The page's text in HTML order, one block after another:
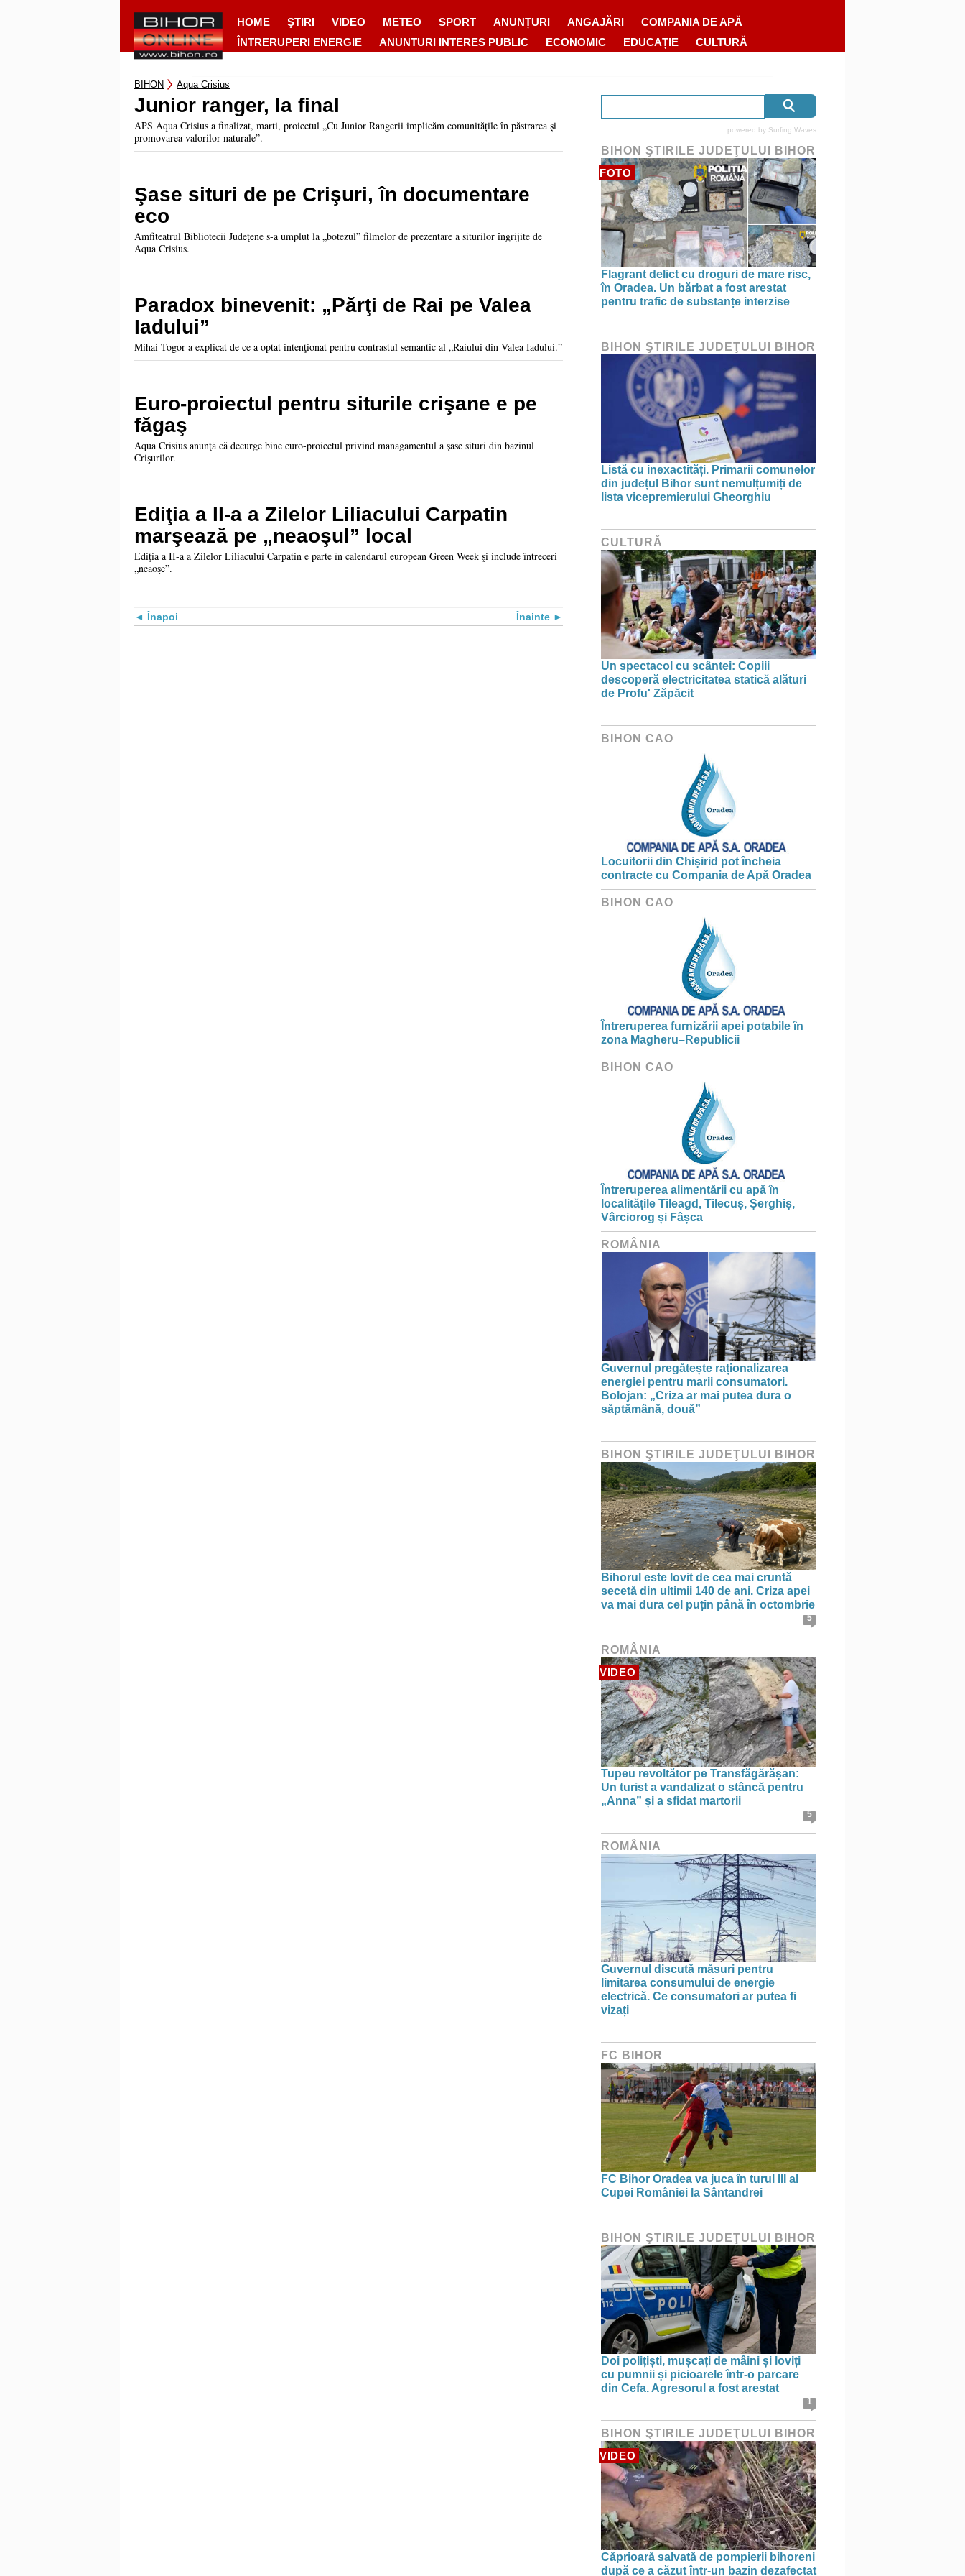
HOME ŞTIRI VIDEO METEO SPORT ANUNȚURI ANGAJĂRI
COMPANIA DE APĂ
ÎNTRERUPERI ENERGIE
ANUNTURI INTERES PUBLIC ECONOMIC EDUCAȚIE CULTURĂ
BIHON Aqua Crisius
Junior ranger, la final
APS Aqua Crisius a finalizat, marti, proiectul „Cu Junior Rangerii implicăm comunitățile în păstrarea și
promovarea valorilor naturale”.
Şase situri de pe Crişuri, în documentare
eco
Amfiteatrul Bibliotecii Judeţene s-a umplut la „botezul” filmelor de prezentare a siturilor îngrijite de
Aqua Crisius.
Paradox binevenit: „Părţi de Rai pe Valea
Iadului”
Mihai Togor a explicat de ce a optat intenţionat pentru contrastul semantic al „Raiului din Valea Iadului.”
Euro-proiectul pentru siturile crişane e pe
făgaş
Aqua Crisius anunţă că decurge bine euro-proiectul privind managamentul a şase situri din bazinul
Crişurilor.
Ediţia a II-a a Zilelor Liliacului Carpatin
marşează pe „neaoşul” local
Ediţia a II-a a Zilelor Liliacului Carpatin e parte în calendarul european Green Week şi include întreceri
„neaoşe”.
Înapoi Înainte
powered by Surfing Waves
BIHON ŞTIRILE JUDEŢULUI BIHOR
FOTO
Flagrant delict cu droguri de mare risc,
în Oradea. Un bărbat a fost arestat
pentru trafic de substanțe interzise
BIHON ŞTIRILE JUDEŢULUI BIHOR
Listă cu inexactități. Primarii comunelor
din județul Bihor sunt nemulțumiți de
lista vicepremierului Gheorghiu
CULTURĂ
Un spectacol cu scântei: Copiii
descoperă electricitatea statică alături
de Profu' Zăpăcit
BIHON CAO
Locuitorii din Chișirid pot încheia
contracte cu Compania de Apă Oradea
BIHON CAO
Întreruperea furnizării apei potabile în
zona Magheru–Republicii
BIHON CAO
Întreruperea alimentării cu apă în
localitățile Tileagd, Tilecuș, Șerghiș,
Vârciorog și Fâșca
ROMÂNIA
Guvernul pregătește raționalizarea
energiei pentru marii consumatori.
Bolojan: „Criza ar mai putea dura o
săptămână, două”
BIHON ŞTIRILE JUDEŢULUI BIHOR
Bihorul este lovit de cea mai cruntă
secetă din ultimii 140 de ani. Criza apei
va mai dura cel puțin până în octombrie
5
ROMÂNIA
VIDEO
Tupeu revoltător pe Transfăgărășan:
Un turist a vandalizat o stâncă pentru
„Anna” și a sfidat martorii
5
ROMÂNIA
Guvernul discută măsuri pentru
limitarea consumului de energie
electrică. Ce consumatori ar putea fi
vizați
FC BIHOR
FC Bihor Oradea va juca în turul III al
Cupei României la Sântandrei
BIHON ŞTIRILE JUDEŢULUI BIHOR
Doi polițiști, mușcați de mâini și loviți
cu pumnii și picioarele într-o parcare
din Cefa. Agresorul a fost arestat
1
BIHON ŞTIRILE JUDEŢULUI BIHOR
VIDEO
Căprioară salvată de pompierii bihoreni
după ce a căzut într-un bazin dezafectat